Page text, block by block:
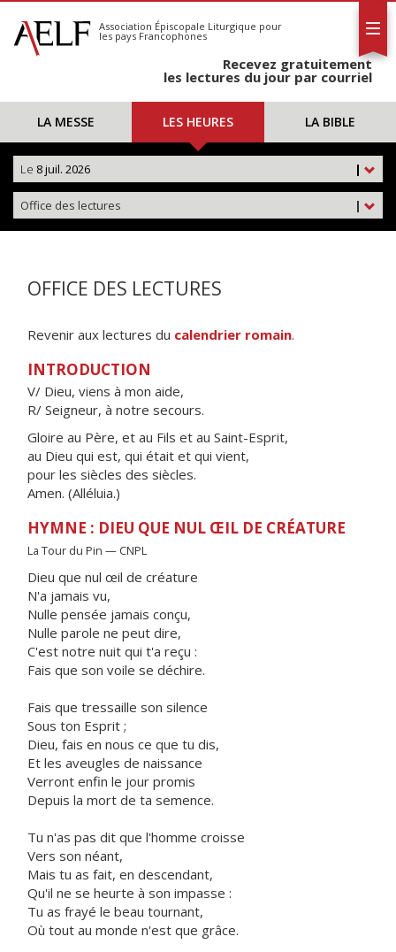
S'abonner
Calendrier
Association Épiscopale Liturgique pour
les pays Francophones
Recevez gratuitement
les lectures du jour par courriel
LA MESSE LES HEURES LA BIBLE
|
Le 8 juil. 2026
|
Office des lectures
OFFICE DES LECTURES
Revenir aux lectures du calendrier romain.
INTRODUCTION
V/ Dieu, viens à mon aide,
R/ Seigneur, à notre secours.
Gloire au Père, et au Fils et au Saint-Esprit,
au Dieu qui est, qui était et qui vient,
pour les siècles des siècles.
Amen. (Alléluia.)
HYMNE : DIEU QUE NUL ŒIL DE CRÉATURE
La Tour du Pin — CNPL
Dieu que nul œil de créature
N'a jamais vu,
Nulle pensée jamais conçu,
Nulle parole ne peut dire,
C'est notre nuit qui t'a reçu :
Fais que son voile se déchire.
Fais que tressaille son silence
Sous ton Esprit ;
Dieu, fais en nous ce que tu dis,
Et les aveugles de naissance
Verront enfin le jour promis
Depuis la mort de ta semence.
Tu n'as pas dit que l'homme croisse
Vers son néant,
Mais tu as fait, en descendant,
Qu'il ne se heurte à son impasse :
Tu as frayé le beau tournant,
Où tout au monde n'est que grâce.